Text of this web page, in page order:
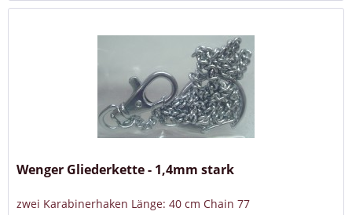
Wenger Gliederkette - 1,4mm stark
zwei Karabinerhaken Länge: 40 cm Chain 77